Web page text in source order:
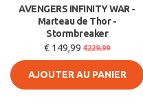
AVENGERS INFINITY WAR -
Marteau de Thor -
Stormbreaker
€ 149,99 €229,99
AJOUTER AU PANIER